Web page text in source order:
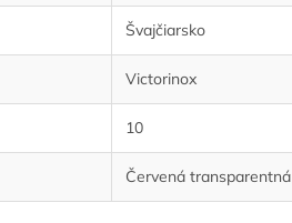
Švajčiarsko
Victorinox
10
Červená transparentná